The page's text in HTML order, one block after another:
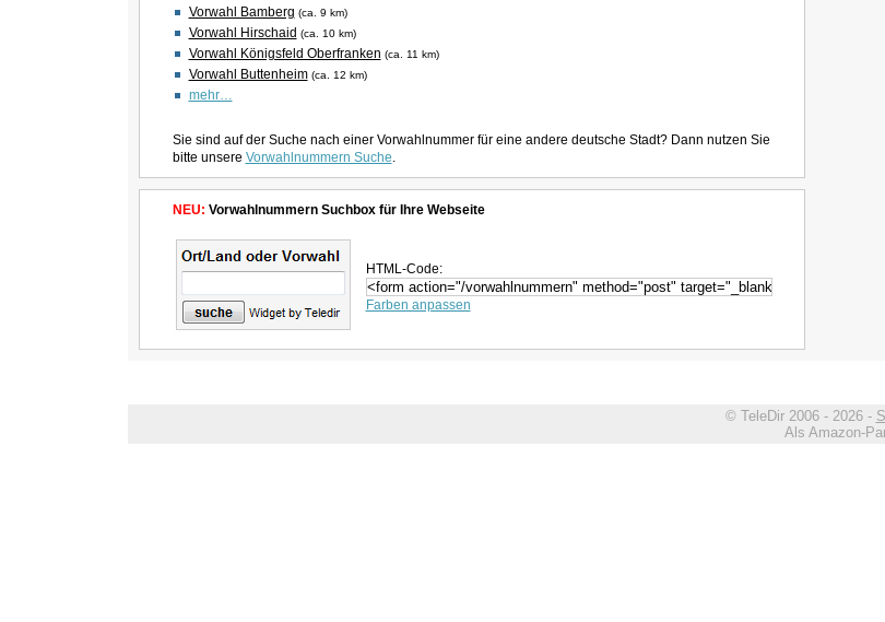
Vorwahl Bamberg (ca. 9 km)
Vorwahl Hirschaid (ca. 10 km)
Vorwahl Königsfeld Oberfranken (ca. 11 km)
Vorwahl Buttenheim (ca. 12 km)
mehr…
Sie sind auf der Suche nach einer Vorwahlnummer für eine andere deutsche Stadt? Dann nutzen Sie
bitte unsere Vorwahlnummern Suche.
NEU: Vorwahlnummern Suchbox für Ihre Webseite
HTML-Code:
Farben anpassen
© TeleDir 2006 - 2026 -
Als Amazon-